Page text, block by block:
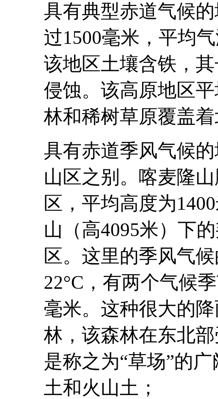
具有典型赤道气候
过1500毫米，平均
该地区土壤含铁，
侵蚀。该高原地区
林和稀树草原覆盖
具有赤道季风气候
山区之别。喀麦隆
区，平均高度为
山（高4095米）下
区。这里的季风气
22°C，有两个气候
毫米。这种很大的
林，该森林在东北
是称之为“草场”的
土和火山土；